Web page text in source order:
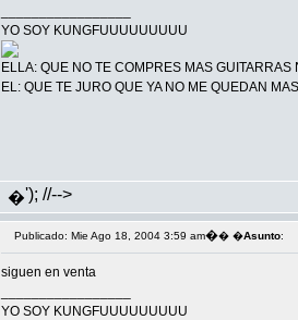
YO SOY KUNGFUUUUUUUUU
ELLA: QUE NO TE COMPRES MAS GUITARRAS
EL: QUE TE JURO QUE YA NO ME QUEDAN
�'); //-->
Publicado: Mie Ago 18, 2004 3:59 am�� �Asunto:
siguen en venta
YO SOY KUNGFUUUUUUUUU